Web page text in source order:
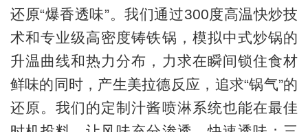
还原“爆香透味”。我们通过300度高温快炒技
术和专业级高密度铸铁锅，模拟中式炒锅的
升温曲线和热力分布，力求在瞬间锁住食材
鲜味的同时，产生美拉德反应，追求“锅气”的
还原。我们的定制汁酱喷淋系统也能在最佳